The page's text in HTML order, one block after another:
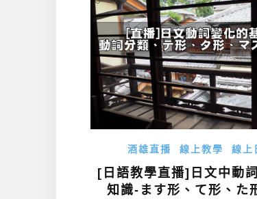
酒雄直播 線上教學 線上
[日語教學直播]日文中動
知識-ます形、て形、た